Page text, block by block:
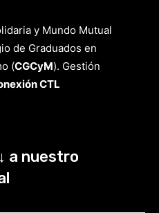
y Mundo Mutual
de Graduados en
(CGCyM). Gestión
CTL
a nuestro